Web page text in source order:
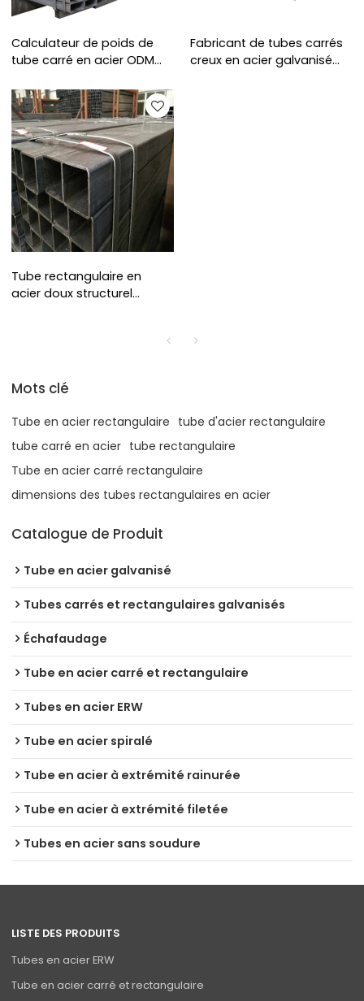
Calculateur de poids de
tube carré en acier ODM
Fabricant de tubes carrés
creux en acier galvanisé
Tube rectangulaire en
acier doux structurel
Mots clé
Tube en acier rectangulaire tube d'acier rectangulaire
tube carré en acier tube rectangulaire
Tube en acier carré rectangulaire
dimensions des tubes rectangulaires en acier
Catalogue de Produit
Tube en acier galvanisé
Tubes carrés et rectangulaires galvanisés
Échafaudage
Tube en acier carré et rectangulaire
Tubes en acier ERW
Tube en acier spiralé
Tube en acier à extrémité rainurée
Tube en acier à extrémité filetée
Tubes en acier sans soudure
LISTE DES PRODUITS
Tubes en acier ERW
Tube en acier carré et rectangulaire